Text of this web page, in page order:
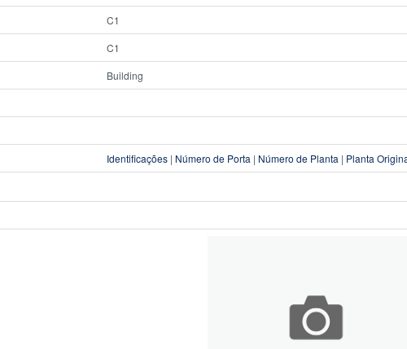
C1
C1
Building
Identificações | Número de Porta | Número de Planta | Planta